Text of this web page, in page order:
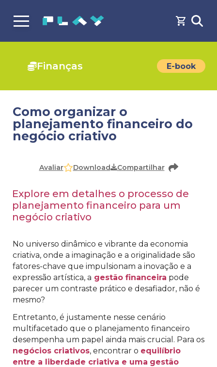
Finanças E-book
Como organizar o
planejamento financeiro do
negócio criativo
cadastro para acessar o conteúdo
Avaliar Download Compartilhar
Explore em detalhes o processo de
planejamento financeiro para um
negócio criativo
No universo dinâmico e vibrante da economia
criativa, onde a imaginação e a originalidade são
fatores-chave que impulsionam a inovação e a
expressão artística, a gestão financeira pode
parecer um contraste prático e desafiador, não é
mesmo?
Entretanto, é justamente nesse cenário
multifacetado que o planejamento financeiro
desempenha um papel ainda mais crucial. Para os
negócios criativos, encontrar o equilíbrio
entre a liberdade criativa e uma gestão